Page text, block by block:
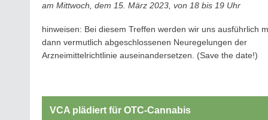
am Mittwoch, dem 15. März 2023, von 18 bis 19 Uhr
hinweisen: Bei diesem Treffen werden wir uns ausführlich
dann vermutlich abgeschlossenen Neuregelungen der
Arzneimittelrichtlinie auseinandersetzen. (Save the date!)
VCA plädiert für OTC-Cannabis